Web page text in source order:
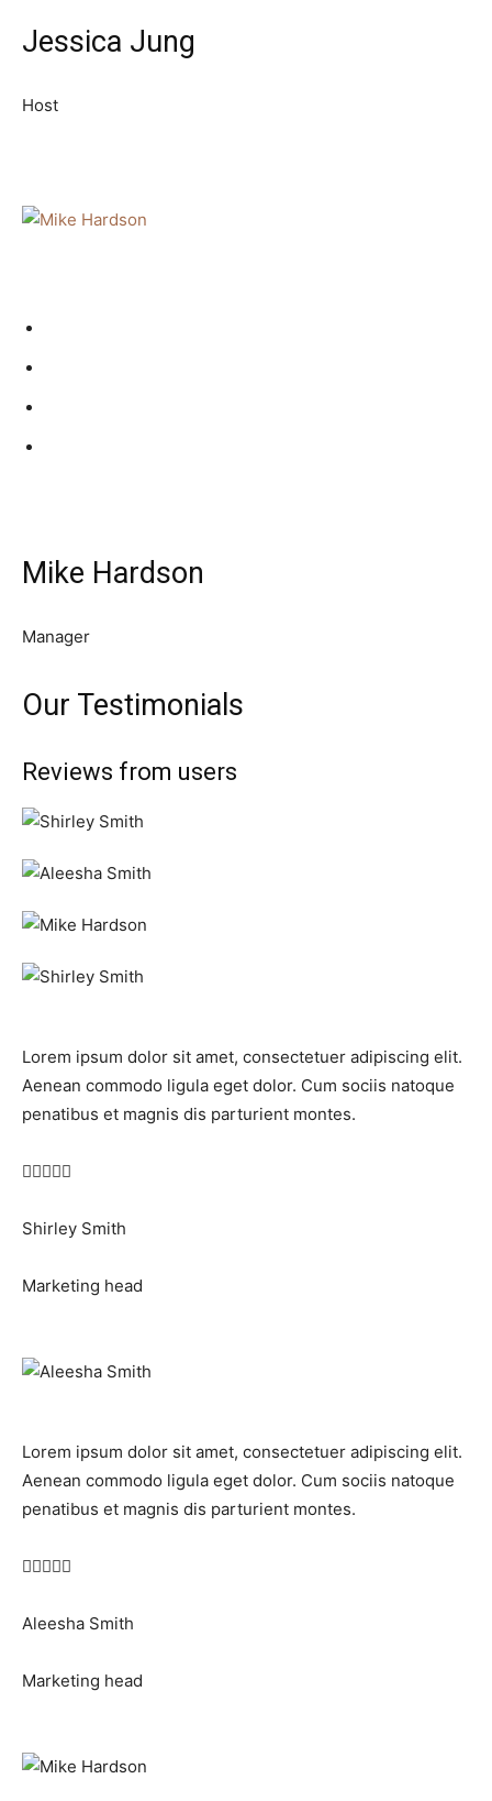
Jessica Jung
Host
Mike Hardson
Manager
Our Testimonials
Reviews from users
Lorem ipsum dolor sit amet, consectetuer adipiscing elit.
Aenean commodo ligula eget dolor. Cum sociis natoque
penatibus et magnis dis parturient montes.

Shirley Smith
Marketing head
Lorem ipsum dolor sit amet, consectetuer adipiscing elit.
Aenean commodo ligula eget dolor. Cum sociis natoque
penatibus et magnis dis parturient montes.

Aleesha Smith
Marketing head